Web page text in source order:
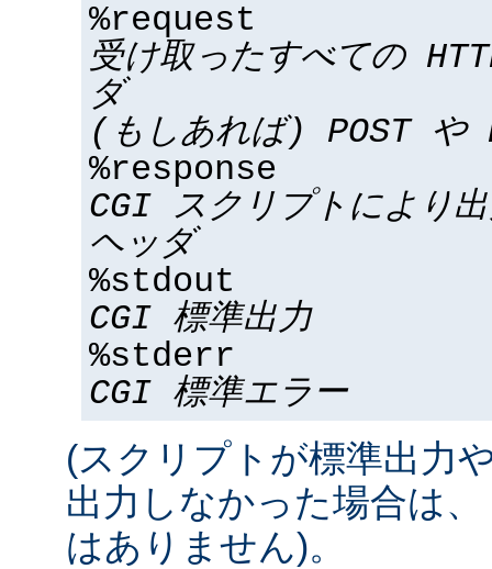
%request
受け取ったすべての
ダ
(もしあれば) POST や
%response
CGI スクリプトにより
ヘッダ
%stdout
CGI 標準出力
%stderr
CGI 標準エラー
(スクリプトが標準出力
出力しなかった場合は
はありません)。